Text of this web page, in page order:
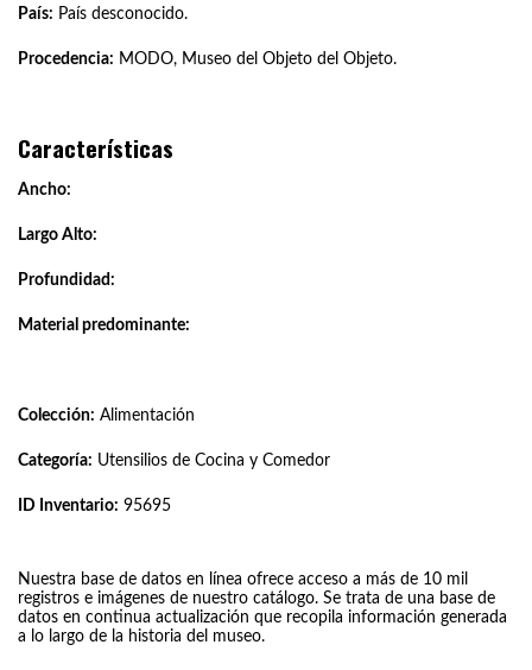
País: País desconocido.
Procedencia: MODO, Museo del Objeto del Objeto.
Características
Ancho:
Largo Alto:
Profundidad:
Material predominante:
Colección: Alimentación
Categoría: Utensilios de Cocina y Comedor
ID Inventario: 95695
Nuestra base de datos en línea ofrece acceso a más de 10 mil
registros e imágenes de nuestro catálogo. Se trata de una base de
datos en continua actualización que recopila información generada
a lo largo de la historia del museo.